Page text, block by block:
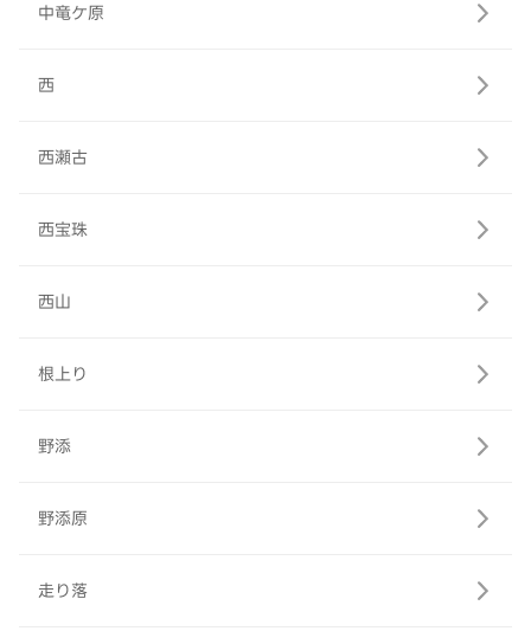
中竜ケ原
西
西瀬古
西宝珠
西山
根上り
野添
野添原
走り落